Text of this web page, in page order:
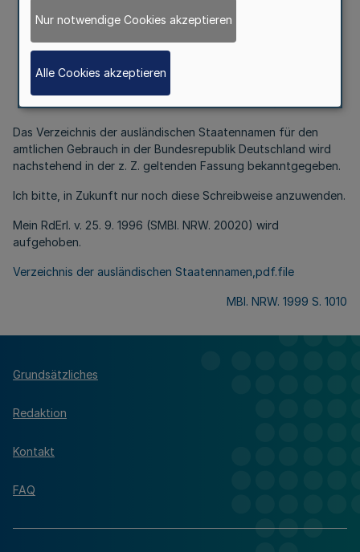
Verzeichnis
der ausländischen Staatennamen
für den amtlichen Gebrauch
in der Bundesrepublik Deutschland
Das Verzeichnis der ausländischen Staatennamen für den
amtlichen Gebrauch in der Bundesrepublik Deutschland wird
nachstehend in der z. Z. geltenden Fassung bekanntgegeben.
Ich bitte, in Zukunft nur noch diese Schreibweise anzuwenden.
Mein RdErl. v. 25. 9. 1996 (SMBl. NRW. 20020) wird
aufgehoben.
Verzeichnis der ausländischen Staatennamen,pdf.file
MBl. NRW. 1999 S. 1010
Grundsätzliches
Redaktion
Kontakt
FAQ
Nur notwendige Cookies akzeptieren
Alle Cookies akzeptieren